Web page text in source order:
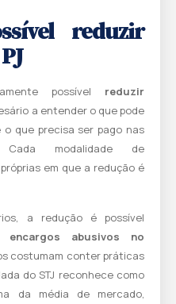
reduzir
possível reduzir
a entender o que pode
que precisa ser pago nas
Cada modalidade de
em que a redução é
a redução é possível
encargos abusivos no
costumam conter práticas
do STJ reconhece como
da média de mercado,